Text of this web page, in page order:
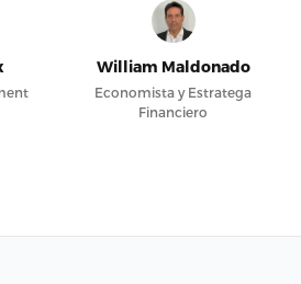
William Maldonado
Economista y Estratega
Financiero